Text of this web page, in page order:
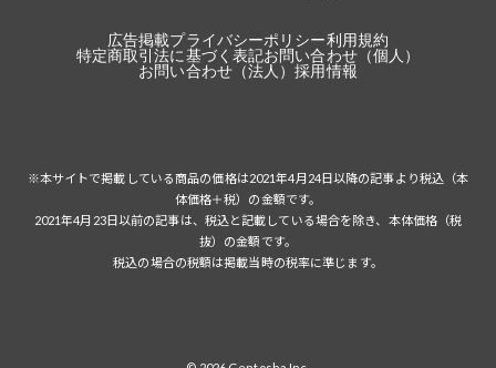
広告掲載プライバシーポリシー利用規約
特定商取引法に基づく表記お問い合わせ（個人）
お問い合わせ（法人）採用情報
※本サイトで掲載している商品の価格は2021年4月24日以降の記事より税込（本
体価格＋税）の金額です。
2021年4月23日以前の記事は、税込と記載している場合を除き、本体価格（税
抜）の金額です。
税込の場合の税額は掲載当時の税率に準じます。